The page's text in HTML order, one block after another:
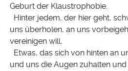
Geburt der Klaustrophobie.
Hinter jedem, der hier geht,
uns überholen, an uns
vereinigen will.
Etwas, das sich von hinten an
und uns die Augen zuhalten und